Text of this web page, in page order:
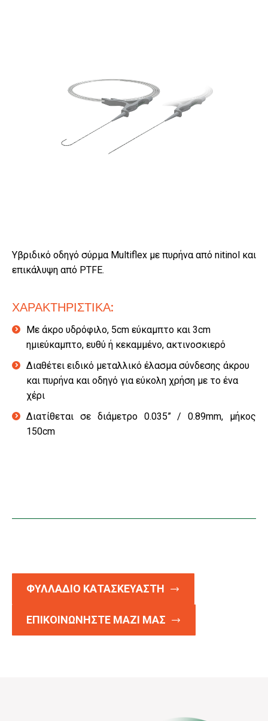
Υβριδικό οδηγό σύρμα Multiflex με πυρήνα από nitinol και
επικάλυψη από PTFE.
ΧΑΡΑΚΤΗΡΙΣΤΙΚΑ:
Με άκρο υδρόφιλο, 5cm εύκαμπτο και 3cm
ημιεύκαμπτο, ευθύ ή κεκαμμένο, ακτινοσκιερό
Διαθέτει ειδικό μεταλλικό έλασμα σύνδεσης άκρου
και πυρήνα και οδηγό για εύκολη χρήση με το ένα
χέρι
Διατίθεται σε διάμετρο 0.035” / 0.89mm, μήκος
150cm
ΦΥΛΛΑΔΙΟ ΚΑΤΑΣΚΕΥΑΣΤΗ
ΕΠΙΚΟΙΝΩΝΗΣΤΕ ΜΑΖΙ ΜΑΣ